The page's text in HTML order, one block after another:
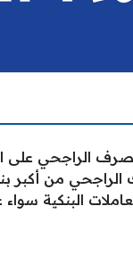
الراجحي على
الراجحي من أكبر
البنكية